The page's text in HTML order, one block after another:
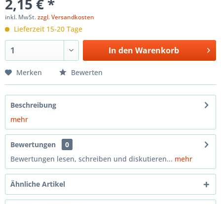
2,15 € *
inkl. MwSt.zzgl. Versandkosten
Lieferzeit 15-20 Tage
In den Warenkorb
Merken Bewerten
Beschreibung
mehr
Bewertungen
0
Bewertungen lesen, schreiben und diskutieren... mehr
Ähnliche Artikel